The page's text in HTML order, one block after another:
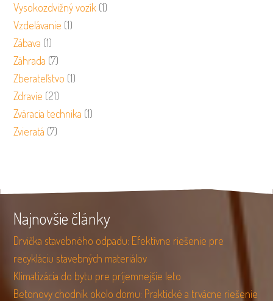
Vysokozdvižný vozík (1)
Vzdelávanie (1)
Zábava (1)
Záhrada (7)
Zberateľstvo (1)
Zdravie (21)
Zváracia technika (1)
Zvieratá (7)
Najnovšie články
Drvička stavebného odpadu: Efektívne riešenie pre
recykláciu stavebných materiálov
Klimatizácia do bytu pre príjemnejšie leto
Betonovy chodnik okolo domu: Praktické a trvácne riešenie